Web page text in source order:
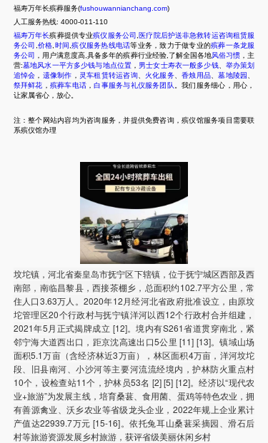
福寿万年长殡葬服务(fushouwannianchang.com)
人工服务热线: 4000-011-110
福寿万年长殡葬提供专业殡仪服务公司 医疗院后护送非急救转运咨询租赁服
务公司 价格 时间 殡仪服务热线电话等业务，致力于做专业的殡葬一条龙服
务公司
，用户满意度高,具备多年的殡葬行业经验,了解全国各地风俗习惯 ，主
营:墓地风水一平方多少钱与地点位置 ， 男士女士寿衣一般多少钱、 举办策划
追悼会 ， 遗像制作 ， 灵车租赁转运咨询、 火化服务、香烛用品 、墓地陵园
祭拜鲜花 ， 殡葬车电话 ，白事服务与礼仪服务团队
。我们服务细心，用心，
让家属省心，放心。
注：整个网站内容均为咨询服务，并提供免费咨询，殡仪馆服务项目需要联
系殡仪馆办理
坟坨镇，河北省秦皇岛市抚宁区下辖镇，位于抚宁城区西部及西
南部，南临昌黎县，西接茶棚乡，总面积约102.7平方公里，常
住人口3.63万人。2020年12月经河北省政府批准设立，由原坟
坨管理区20个行政村与抚宁镇洋河以西12个行政村合并组建，
2021年5月正式揭牌成立 [12]。境内有S261省道贯穿南北，紧
邻宁海大道西出口，距京沈高速出口5公里 [11] [13]。镇域山场
面积5.1万亩（含经济林近3万亩），林区面积4万亩，洋河坟坨
段、旧县南河、小沙河等主要河流流经境内，护林防火重点村
10个，设检查站11个，护林员53名 [2] [5] [12]。经济以“现代农
业+旅游”为发展主线，培育桑葚、食用菌、蛋鸡等特色农业，拥
有善源禽业、沃乡农业等省级龙头企业，2022年规上企业累计
产值达22939.7万元 [15-16]。依托兔耳山桑葚采摘园、滑石后
村等旅游资源发展乡村旅游，获评省级美丽休闲乡村